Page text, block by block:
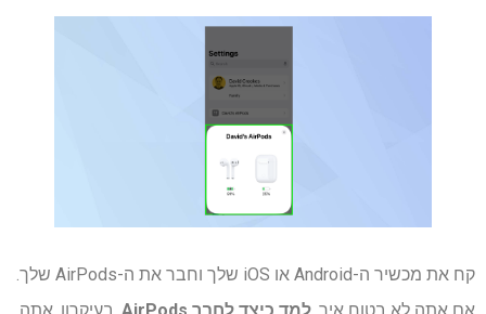
קח את מכשיר ה-Android או iOS שלך וחבר את ה-AirPods שלך.